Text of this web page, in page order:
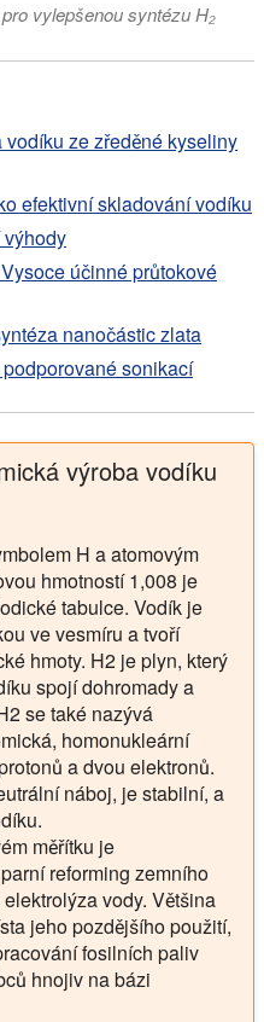
vylepšenou syntézu H₂
ze zředěné kyseliny
efektivní skladování vodíku
účinné průtokové
nanočástic zlata
sonikací
výroba vodíku
H a atomovým
hmotností 1,008 je
tabulce. Vodík je
ve vesmíru a tvoří
hmoty. H2 je plyn, který
spojí dohromady a
se také nazývá
homonukleární
a dvou elektronů.
náboj, je stabilní, a
měřítku je
reforming zemního
vody. Většina
jeho pozdějšího použití,
fosilních paliv
hnojiv na bázi